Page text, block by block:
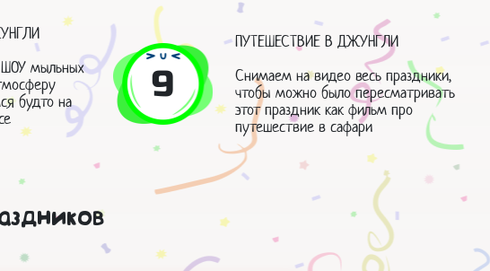
ШОУ мыльных
будто на
9
ПУТЕШЕСТВИЕ В ДЖУНГЛИ
Снимаем на видео весь праздники,
чтобы можно было пересматривать
этот праздник как фильм про
путешествие в сафари